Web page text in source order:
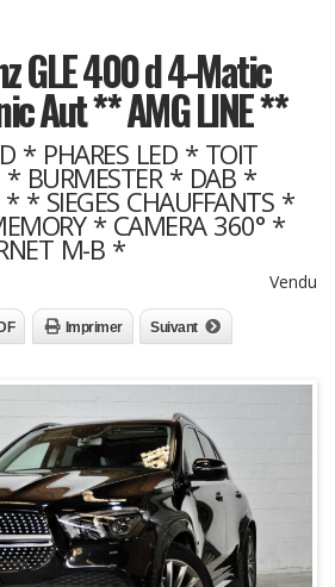
GLE 400 d 4-Matic
Aut ** AMG LINE **
* PHARES LED * TOIT
BURMESTER * DAB *
* SIEGES CHAUFFANTS *
* CAMERA 360° *
M-B *
Vendu
Imprimer Suivant